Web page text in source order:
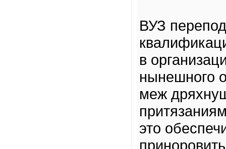
ВУЗ
в
нынешного
меж
это